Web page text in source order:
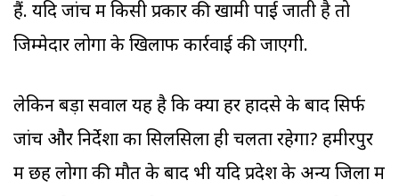
हैं. यदि जांच में किसी प्रकार की खामी पाई जाती है तो
जिम्मेदार लोगों के खिलाफ कार्रवाई की जाएगी.
लेकिन बड़ा सवाल यह है कि क्या हर हादसे के बाद सिर्फ
जांच और निर्देशों का सिलसिला ही चलता रहेगा? हमीरपुर
में छह लोगों की मौत के बाद भी यदि प्रदेश के अन्य जिलों में